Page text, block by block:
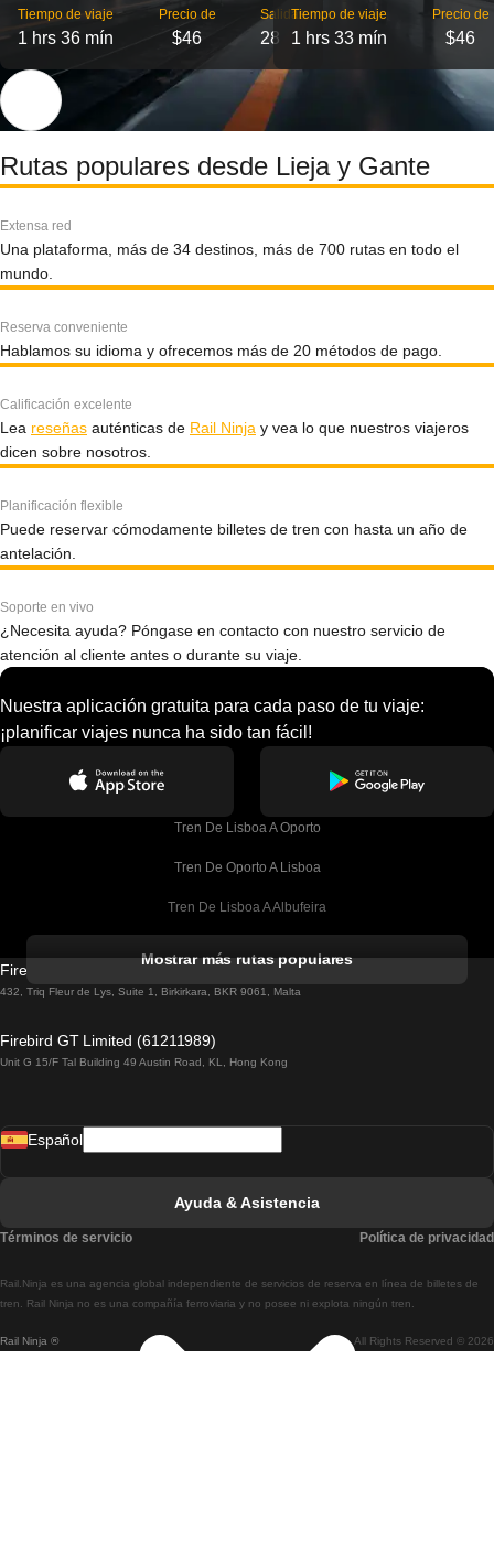
Tiempo de viaje
1 hrs 36 mín
Precio de
$46
Salidas
28
Tiempo de viaje
1 hrs 33 mín
Precio de
$46
Rutas populares desde Lieja y Gante
Extensa red
Una plataforma, más de 34 destinos, más de 700 rutas en todo el
mundo.
Reserva conveniente
Hablamos su idioma y ofrecemos más de 20 métodos de pago.
Calificación excelente
Lea reseñas auténticas de Rail Ninja y vea lo que nuestros viajeros
dicen sobre nosotros.
Planificación flexible
Puede reservar cómodamente billetes de tren con hasta un año de
antelación.
Soporte en vivo
¿Necesita ayuda? Póngase en contacto con nuestro servicio de
atención al cliente antes o durante su viaje.
Nuestra aplicación gratuita para cada paso de tu viaje:
¡planificar viajes nunca ha sido tan fácil!
Tren De Lisboa A Oporto
Tren De Oporto A Lisboa
Tren De Lisboa A Albufeira
Tren De Lisboa A Lagos
Tren De Lisboa A Madrid
Tren De Lisboa A Braga
Tren De Braga A Lisboa
Mostrar más rutas populares
Firebird GT Limited (OC 1451)
432, Triq Fleur de Lys, Suite 1, Birkirkara, BKR 9061, Malta
Firebird GT Limited (61211989)
Unit G 15/F Tal Building 49 Austin Road, KL, Hong Kong
Rail Ninja ® All Rights Reserved © 2026
Rail.Ninja es una agencia global independiente de servicios de reserva en línea de billetes de
tren. Rail Ninja no es una compañía ferroviaria y no posee ni explota ningún tren.
Español
Ayuda & Asistencia
Términos de servicio Política de privacidad